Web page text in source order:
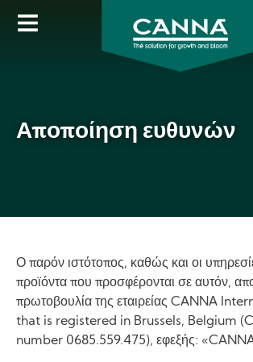
Skip
Αποποίηση ευθυνών
Ο παρόν ιστότοπος, καθώς και οι
προϊόντα που προσφέρονται σε αυτόν,
πρωτοβουλία της εταιρείας CANNA
that is registered in Brussels, Belgium
number 0685.559.475), εφεξής: